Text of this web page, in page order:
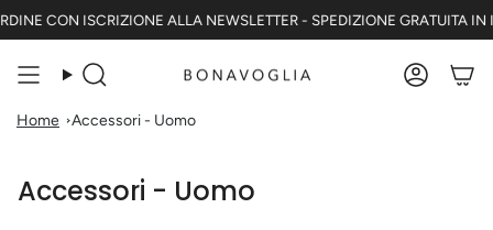
Vai
al CON ISCRIZIONE ALLA NEWSLETTER - SPEDIZIONE GRATUITA IN
Cerca
Home Accessori - Uomo
Accessori - Uomo